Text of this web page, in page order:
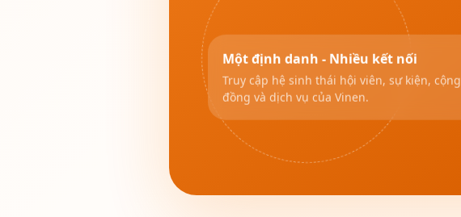
Một định danh - Nhiều kết nối
Truy cập hệ sinh thái hội viên, sự kiện, cộng
đồng và dịch vụ của Vinen.